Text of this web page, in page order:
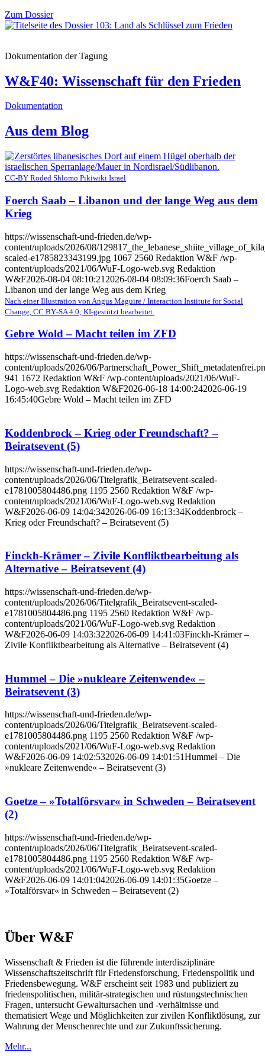
Zum Dossier
Dokumentation der Tagung
W&F40: Wissenschaft für den Frieden
Dokumentation
Aus dem Blog
CC-BY Roded Shlomo Pikiwiki Israel
Foerch Saab – Libanon und der lange Weg aus dem
Krieg
https://wissenschaft-und-frieden.de/wp-
content/uploads/2026/08/
scaled-e1785823343199.jpg 1067 2560 Redaktion W&F /wp-
content/uploads/2021/06/WuF-Logo-web.svg Redaktion
W&F2026-08-04 08:10:21 2026-08-04 08:09:36Foerch Saab –
Libanon und der lange Weg aus dem Krieg
Nach einer Illustration von Angus Maguire / Interaction Institute for Social
Change, CC BY‑SA 4.0; KI‑gestützt bearbeitet.
Gebre Wold – Macht teilen im ZFD
https://wissenschaft-und-frieden.de/wp-
content/uploads/2026/06/
941 1672 Redaktion W&F /wp-content/uploads/2021/06/WuF-
Logo-web.svg Redaktion W&F2026-06-18 14:00:242026-06-19
16:45:40Gebre Wold – Macht teilen im ZFD
Koddenbrock – Krieg oder Freundschaft? –
Beiratsevent (5)
https://wissenschaft-und-frieden.de/wp-
content/uploads/2026/06/Titelgrafik_Beiratsevent-scaled-
e1781005804486.png 1195 2560 Redaktion W&F /wp-
content/uploads/2021/06/WuF-Logo-web.svg Redaktion
W&F2026-06-09 14:04:342026-06-09 16:13:34Koddenbrock –
Krieg oder Freundschaft? – Beiratsevent (5)
Finckh-Krämer – Zivile Konfliktbearbeitung als
Alternative – Beiratsevent (4)
https://wissenschaft-und-frieden.de/wp-
content/uploads/2026/06/Titelgrafik_Beiratsevent-scaled-
e1781005804486.png 1195 2560 Redaktion W&F /wp-
content/uploads/2021/06/WuF-Logo-web.svg Redaktion
W&F2026-06-09 14:03:322026-06-09 14:41:03Finckh-Krämer –
Zivile Konfliktbearbeitung als Alternative – Beiratsevent (4)
Hummel – Die »nukleare Zeitenwende« –
Beiratsevent (3)
https://wissenschaft-und-frieden.de/wp-
content/uploads/2026/06/Titelgrafik_Beiratsevent-scaled-
e1781005804486.png 1195 2560 Redaktion W&F /wp-
content/uploads/2021/06/WuF-Logo-web.svg Redaktion
W&F2026-06-09 14:02:532026-06-09 14:01:51Hummel – Die
»nukleare Zeitenwende« – Beiratsevent (3)
Goetze – »Totalförsvar« in Schweden – Beiratsevent
(2)
https://wissenschaft-und-frieden.de/wp-
content/uploads/2026/06/Titelgrafik_Beiratsevent-scaled-
e1781005804486.png 1195 2560 Redaktion W&F /wp-
content/uploads/2021/06/WuF-Logo-web.svg Redaktion
W&F2026-06-09 14:01:042026-06-09 14:01:35Goetze –
»Totalförsvar« in Schweden – Beiratsevent (2)
Über W&F
Wissenschaft & Frieden ist die führende interdisziplinäre
Wissenschaftszeitschrift für Friedensforschung, Friedenspolitik und
Friedensbewegung. W&F erscheint seit 1983 und publiziert zu
friedenspolitischen, militär-strategischen und rüstungstechnischen
Fragen, untersucht Gewaltursachen und -verhältnisse und
thematisiert Wege und Möglichkeiten zur zivilen Konfliktlösung, zur
Wahrung der Menschenrechte und zur Zukunftssicherung.
Mehr...